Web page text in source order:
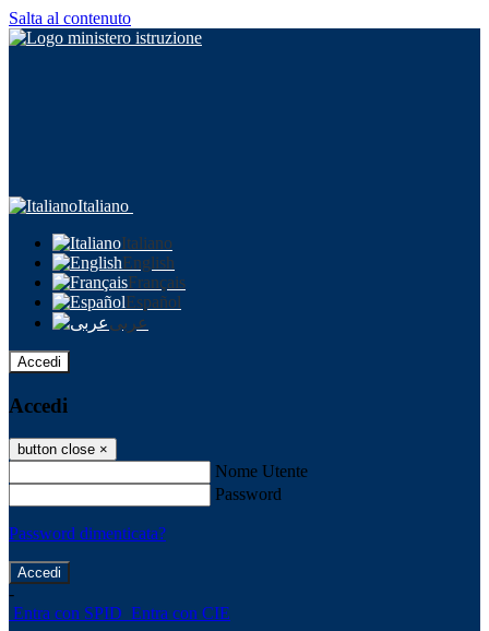
Salta al contenuto
Italiano
Italiano
English
Français
Español
عربى
Accedi
Accedi
button close ×
Nome Utente
Password
Password dimenticata?
-
Entra con SPID Entra con CIE